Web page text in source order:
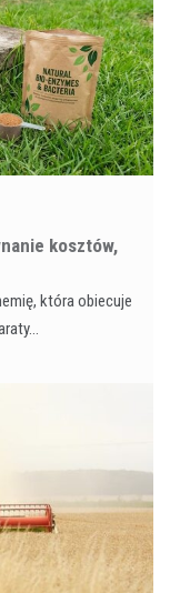
kosztów,
która obiecuje